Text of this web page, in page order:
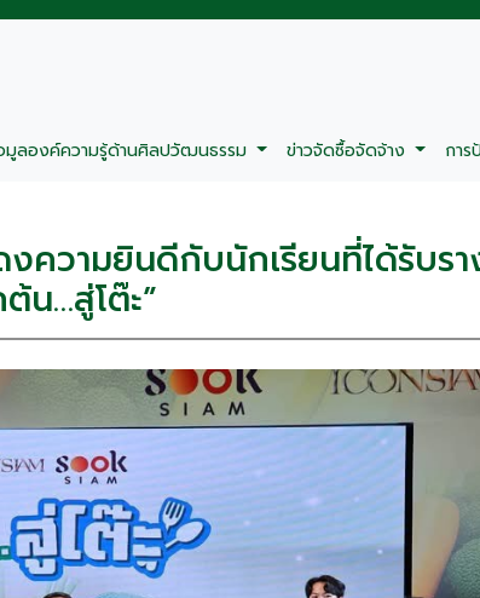
มูลองค์ความรู้ด้านศิลปวัฒนธรรม ข่าวจัดซื้อจัดจ้าง กา
วามยินดีกับนักเรียนที่ได้รับรา
น…สู่โต๊ะ”